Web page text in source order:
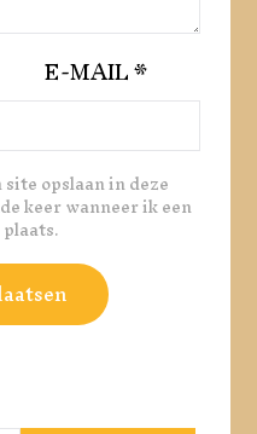
E-MAIL*
opslaan in deze
keer wanneer ik een